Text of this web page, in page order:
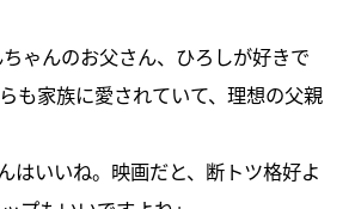
ゃんのお父さん、ひろしが好きで
も家族に愛されていて、理想の父親
はいいね。映画だと、断トツ格好よ